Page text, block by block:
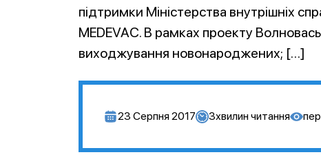
підтримки Міністерства внутрішніх
MEDEVAC. В рамках проекту
виходжування новонароджених; […]
23 Серпня 2017 3хвилин читання